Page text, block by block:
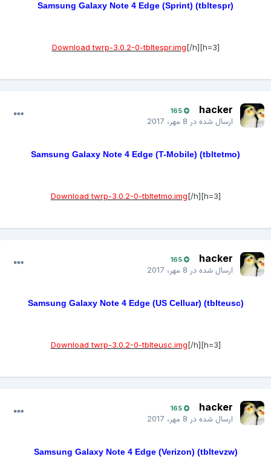
Samsung Galaxy Note 4 Edge (Sprint) (tbltespr)
Download twrp-3.0.2-0-tbltespr.img[/h]
hacker
165
ارسال شده در8 مهر، 2017
Samsung Galaxy Note 4 Edge (T-Mobile) (tbltetmo)
Download twrp-3.0.2-0-tbltetmo.img[/h]
hacker
165
ارسال شده در8 مهر، 2017
Samsung Galaxy Note 4 Edge (US Celluar) (tblteusc)
Download twrp-3.0.2-0-tblteusc.img[/h]
hacker
165
ارسال شده در8 مهر، 2017
Samsung Galaxy Note 4 Edge (Verizon) (tbltevzw)